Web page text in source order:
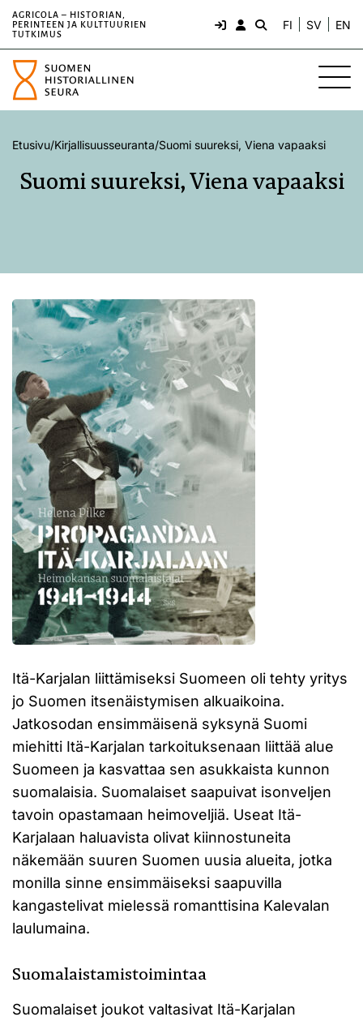
AGRICOLA – HISTORIAN,
PERINTEEN JA KULTTUURIEN
TUTKIMUS
FI SV EN
Etusivu/Kirjallisuusseuranta/Suomi suureksi, Viena vapaaksi
Suomi suureksi, Viena vapaaksi
Itä-Karjalan liittämiseksi Suomeen oli tehty yritys
jo Suomen itsenäistymisen alkuaikoina.
Jatkosodan ensimmäisenä syksynä Suomi
miehitti Itä-Karjalan tarkoituksenaan liittää alue
Suomeen ja kasvattaa sen asukkaista kunnon
suomalaisia. Suomalaiset saapuivat isonveljen
tavoin opastamaan heimoveljiä. Useat Itä-
Karjalaan haluavista olivat kiinnostuneita
näkemään suuren Suomen uusia alueita, jotka
monilla sinne ensimmäiseksi saapuvilla
kangastelivat mielessä romanttisina Kalevalan
laulumaina.
Suomalaistamistoimintaa
Suomalaiset joukot valtasivat Itä-Karjalan